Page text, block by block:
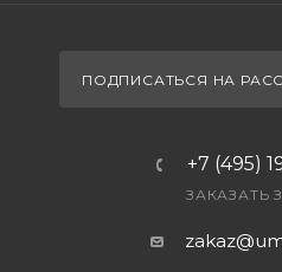
ПОДПИСАТЬСЯ НА
+7 (495)
ЗАКАЗАТЬ